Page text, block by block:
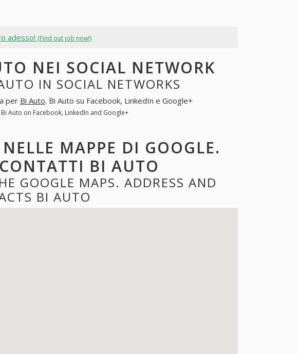
adesso! (Find out job now!)
NEI SOCIAL NETWORK
IN SOCIAL NETWORKS
per Bi Auto. Bi Auto su Facebook, LinkedIn e Google+
Bi Auto on Facebook, LinkedIn and Google+
MAPPE DI GOOGLE.
BI AUTO
GOOGLE MAPS. ADDRESS AND
BI AUTO